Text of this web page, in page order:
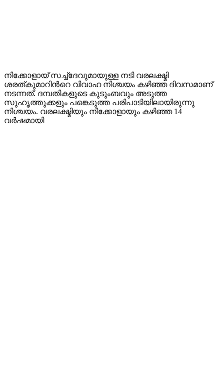
നിക്കോളായ് സച്ച്ദേവുമായുള്ള നടി വരലക്ഷ്മി
ശരത്കുമാറിൻറെ വിവാഹ നിശ്ചയം കഴിഞ്ഞ ദിവസമാണ്
നടന്നത്. ദമ്പതികളുടെ കുടുംബവും അടുത്ത
സുഹൃത്തുക്കളും പങ്കെടുത്ത പരിപാടിയിലായിരുന്നു
നിശ്ചയം. വരലക്ഷ്മിയും നിക്കോളായും കഴിഞ്ഞ 14
വർഷമായി